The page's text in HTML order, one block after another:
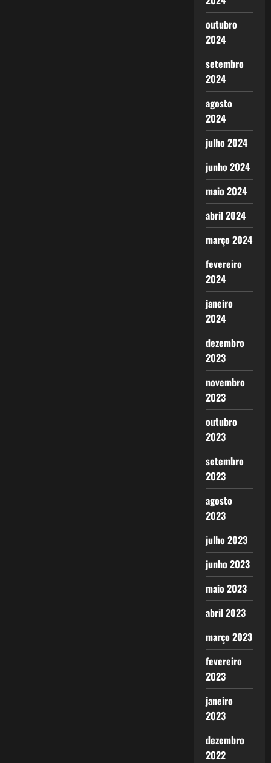
outubro
2024
setembro
2024
agosto
2024
julho 2024
junho 2024
maio 2024
abril 2024
março 2024
fevereiro
2024
janeiro
2024
dezembro
2023
novembro
2023
outubro
2023
setembro
2023
agosto
2023
julho 2023
junho 2023
maio 2023
abril 2023
março 2023
fevereiro
2023
janeiro
2023
dezembro
2022